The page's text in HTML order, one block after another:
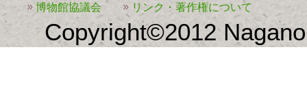
博物館協議会 リンク・著作権について
Copyright©2012